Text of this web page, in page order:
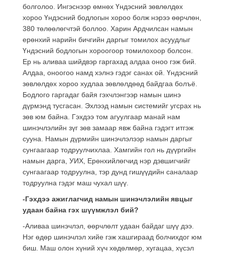
болголоо. Ингэснээр өмнөх Үндэсний зөвлөлдөх
хороо Үндэсний бодлогын хороо болж нэрээ өөрчлөн,
380 төлөөлөгчтэй боллоо. Харин Ардчилсан намын
ерөнхий нарийн бичгийн даргыг томилох асуудлыг
Үндэсний бодлогын хороогоор томилохоор болсон.
Ер нь аливаа шийдвэр гаргахад алдаа оноо гэж бий.
Алдаа, оноогоо намд хэлнэ гэдэг санах ой. Үндэсний
зөвлөлдөх хороо худлаа зөвлөлдөөд байдгаа болъё.
Бодлого гаргадаг байя гэхчлэнгээр намын шинэ
дүрмэнд тусгасан. Эхлээд намын системийг угсрах нь
зөв юм байна. Гэхдээ том агуулгаар манай нам
шинэчлэлийн зүг зөв замаар явж байна гэдэгт итгэж
сууна. Намын дүрмийн шинэчлэлээр намын даргыг
сунгаагаар тодруулчихлаа. Хамгийн гол нь дүүргийн
намын дарга, УИХ, Ерөнхийлөгчид нэр дэвшигчийг
сунгаагаар тодруулна, тэр дунд гишүүдийн саналаар
тодруулна гэдэг маш чухал шүү.
-Гэхдээ ажиглагчид намын шинэчлэлийн явцыг
удаан байна гэх шүүмжлэл бий?
-Аливаа шинэчлэл, өөрчлөлт удаан байдаг шүү дээ.
Нэг өдөр шинэчлэл хийе гэж хашгираад болчихдог юм
биш. Маш олон хүний хүч хөдөлмөр, хугацаа, хүсэл